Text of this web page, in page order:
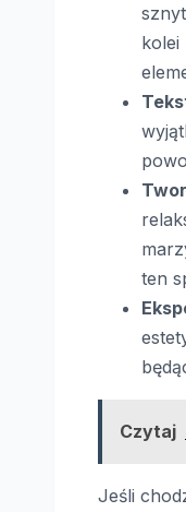
kolei
ten
Czytaj
Jeśli